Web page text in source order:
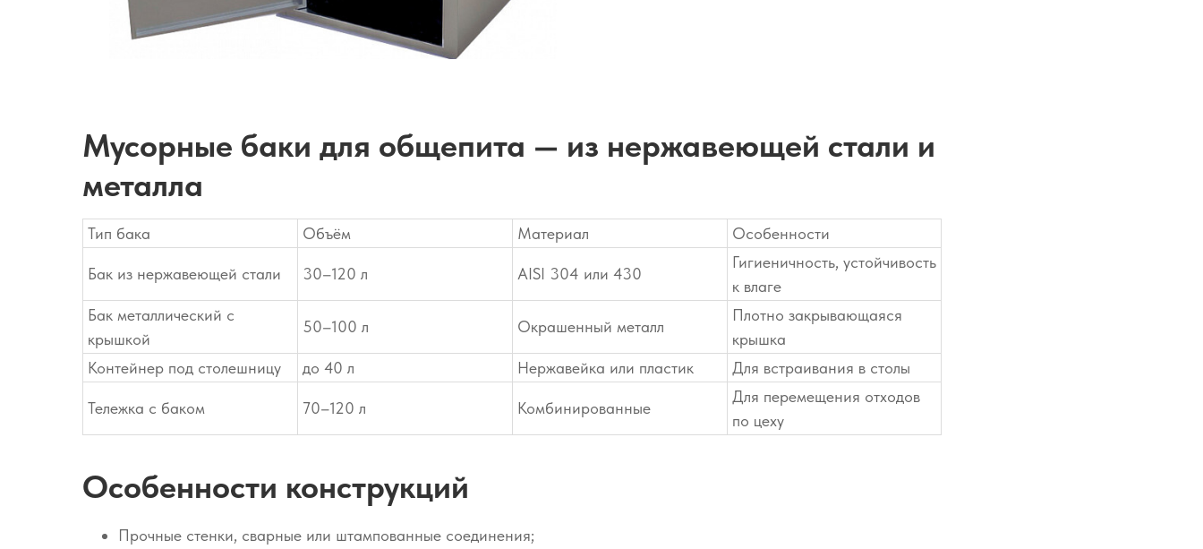
Мусорные баки для общепита — из нержавеющей стали и
металла
Тип бака Объём Материал Особенности
Бак из нержавеющей стали 30–120 л AISI 304 или 430
Гигиеничность, устойчивость
к влаге
Бак металлический с
крышкой
50–100 л Окрашенный металл
Плотно закрывающаяся
крышка
Контейнер под столешницу
до 40 л Нержавейка или пластик Для встраивания в столы
Тележка с баком 70–120 л Комбинированные
Для перемещения отходов
по цеху
Особенности конструкций
Прочные стенки, сварные или штампованные соединения;